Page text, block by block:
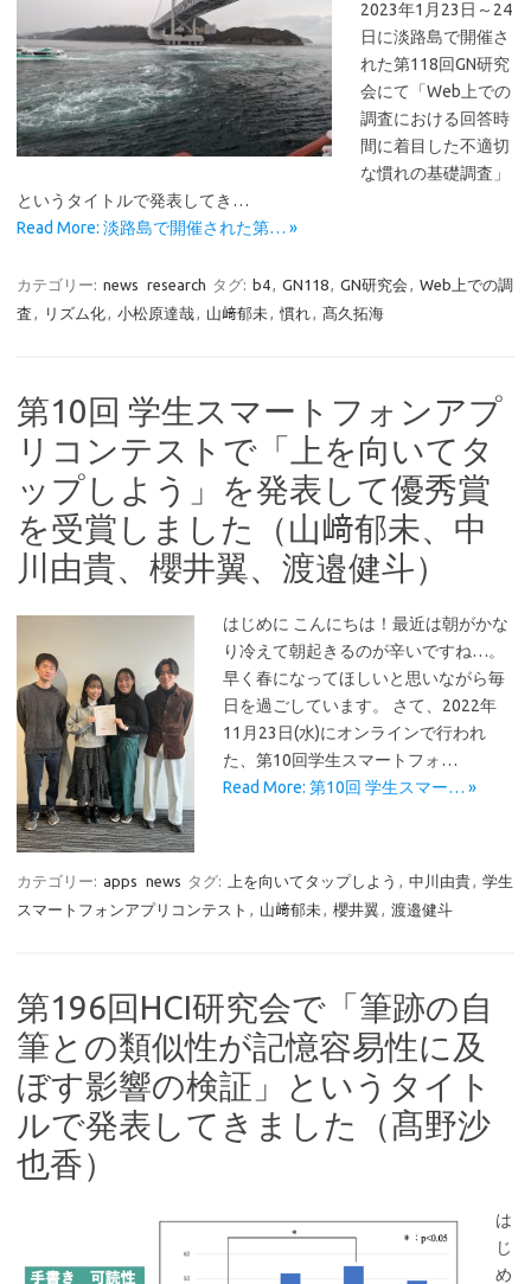
2023年1月23日～24
日に淡路島で開催さ
れた第118回GN研究
会にて「Web上での
調査における回答時
間に着目した不適切
な慣れの基礎調査」
というタイトルで発表してき…
Read More: 淡路島で開催された第… »
カテゴリー: news research タグ: b4, GN118, GN研究会 , Web上での調
査 , リズム化, 小松原達哉, 山﨑郁未, 慣れ, 髙久拓海
第10回 学生スマートフォンアプ
リコンテストで「上を向いてタ
ップしよう」を発表して優秀賞
を受賞しました（山﨑郁未、中
川由貴、櫻井翼、渡邉健斗）
はじめに こんにちは！最近は朝がかな
り冷えて朝起きるのが辛いですね…。
早く春になってほしいと思いながら毎
日を過ごしています。 さて、2022年
11月23日(水)にオンラインで行われ
た、第10回学生スマートフォ…
Read More: 第10回 学生スマー… »
カテゴリー: apps news タグ: 上を向いてタップしよう , 中川由貴, 学生
スマートフォンアプリコンテスト , 山﨑郁未, 櫻井翼 , 渡邉健斗
第196回HCI研究会で「筆跡の自
筆との類似性が記憶容易性に及
ぼす影響の検証」というタイト
ルで発表してきました（髙野沙
也香）
は
じ
め